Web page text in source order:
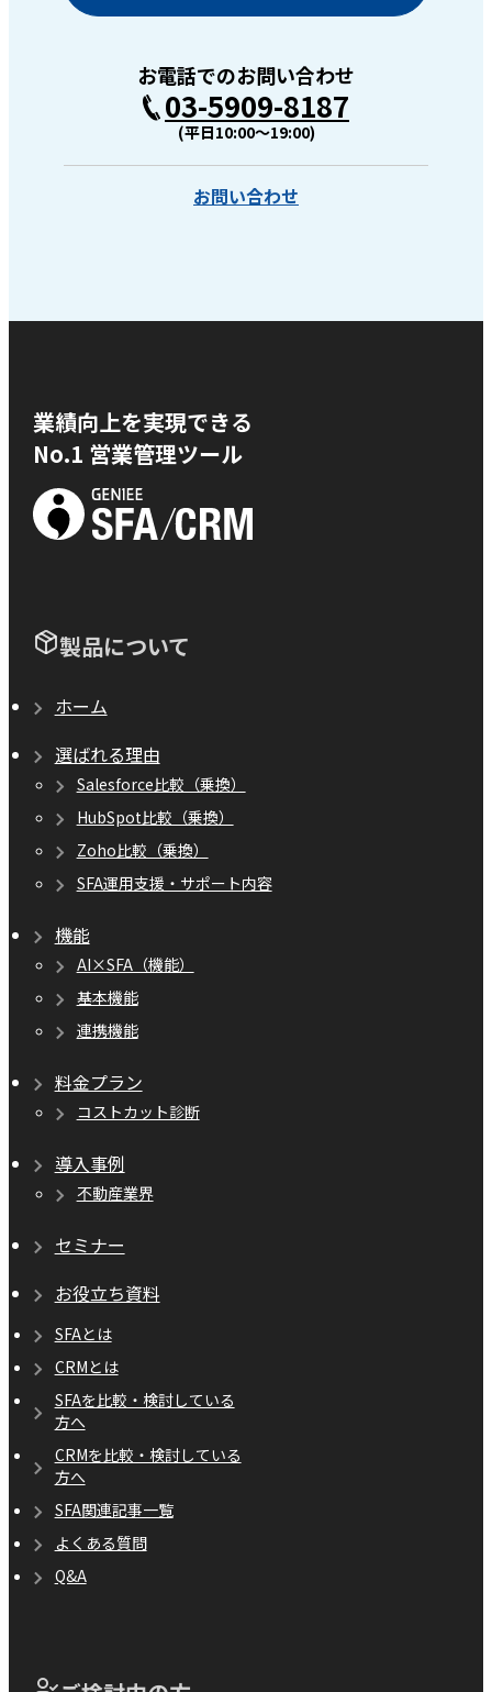
お電話でのお問い合わせ
03-5909-8187
(平日10:00〜19:00)
お問い合わせ
業績向上を実現できる
No.1 営業管理ツール
製品について
ホーム
選ばれる理由
Salesforce比較（乗換）
HubSpot比較（乗換）
Zoho比較（乗換）
SFA運用支援・サポート内容
機能
AI×SFA（機能）
基本機能
連携機能
料金プラン
コストカット診断
導入事例
不動産業界
セミナー
お役立ち資料
SFAとは
CRMとは
SFAを比較・検討している
方へ
CRMを比較・検討している
方へ
SFA関連記事一覧
よくある質問
Q&A